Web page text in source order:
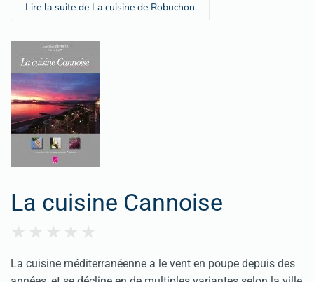
Lire la suite de La cuisine de Robuchon
La cuisine Cannoise
La cuisine méditerranéenne a le vent en poupe depuis des